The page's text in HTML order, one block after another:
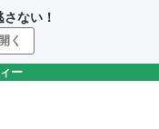
ない！
く
ー